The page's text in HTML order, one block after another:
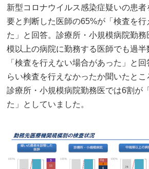
新型コロナウイルス感染症疑いの患
要と判断した医師の65%が「検査を行
た」と回答。診療所・小規模病院勤務
模以上の病院に勤務する医師でも過半
「検査を行えない場合があった」と回
らい検査を行えなかったか聞いたとこ
診療所・小規模病院勤務医では6割が
た」としていました。